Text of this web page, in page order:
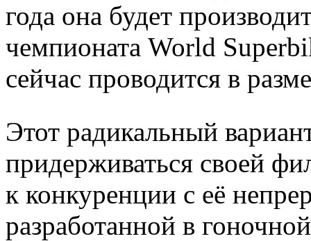
года она будет
чемпионата World
сейчас проводится в
Этот радикальный
придерживаться своей
к конкуренции с её
разработанной в